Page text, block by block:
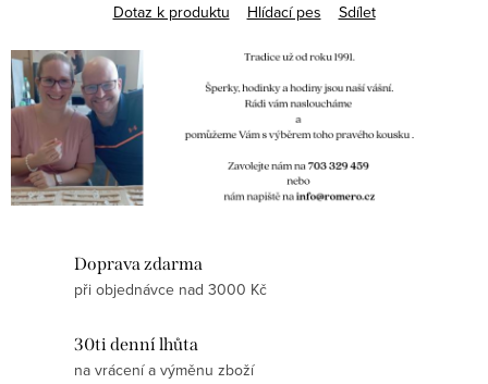
Dotaz k produktu
Hlídací pes Sdílet
Doprava zdarma
při objednávce nad 3000 Kč
30ti denní lhůta
na vrácení a výměnu zboží